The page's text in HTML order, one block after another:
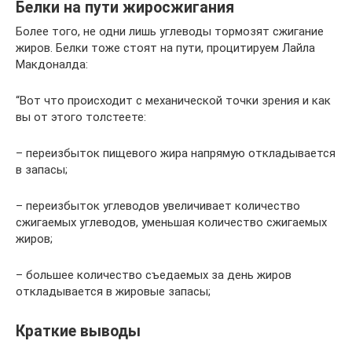
Белки на пути жиросжигания
Более того, не одни лишь углеводы тормозят сжигание
жиров. Белки тоже стоят на пути, процитируем Лайла
Макдоналда:
“Вот что происходит с механической точки зрения и как
вы от этого толстеете:
– переизбыток пищевого жира напрямую откладывается
в запасы;
– переизбыток углеводов увеличивает количество
сжигаемых углеводов, уменьшая количество сжигаемых
жиров;
– большее количество съедаемых за день жиров
откладывается в жировые запасы;
Краткие выводы